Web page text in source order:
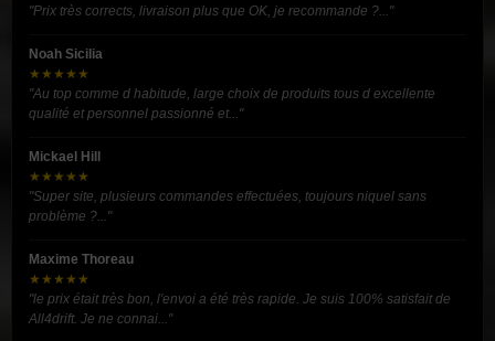
"Prix très corrects, livraison plus que OK, je recommande ?..."
Noah Sicilia
★★★★★
"Au top comme d habitude, large choix de produits tous d excellente
qualité et personnel passionné et..."
Mickael Hill
★★★★★
"Super site, plusieurs commandes effectuées, toujours niquel sans
problème ?..."
Maxime Thoreau
★★★★★
"le prix était très bon, l'envoi a été très rapide. Je suis 100% satisfait de
All4drift. Je ne connai..."